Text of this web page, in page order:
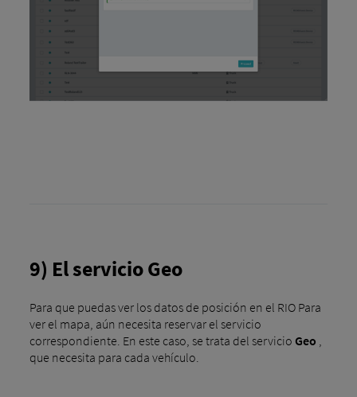
9) El servicio Geo
Para que puedas ver los datos de posición en el RIO Para
ver el mapa, aún necesita reservar el servicio
correspondiente. En este caso, se trata del servicio Geo
que necesita para cada vehículo.